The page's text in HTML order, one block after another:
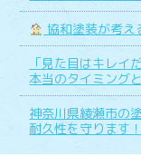
協和塗装が考え
「見た目はキレイ
本当のタイミング
神奈川県綾瀬市の
耐久性を守ります！